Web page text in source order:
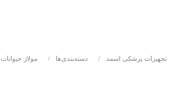
تجهیزات پزشکی اسمد / دسته‌بندی‌ها / مولاژ حیوانات